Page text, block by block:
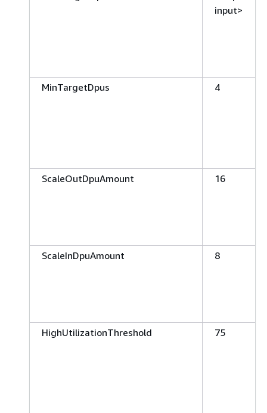
input>
MinTargetDpus 4
ScaleOutDpuAmount 16
ScaleInDpuAmount 8
HighUtilizationThreshold 75